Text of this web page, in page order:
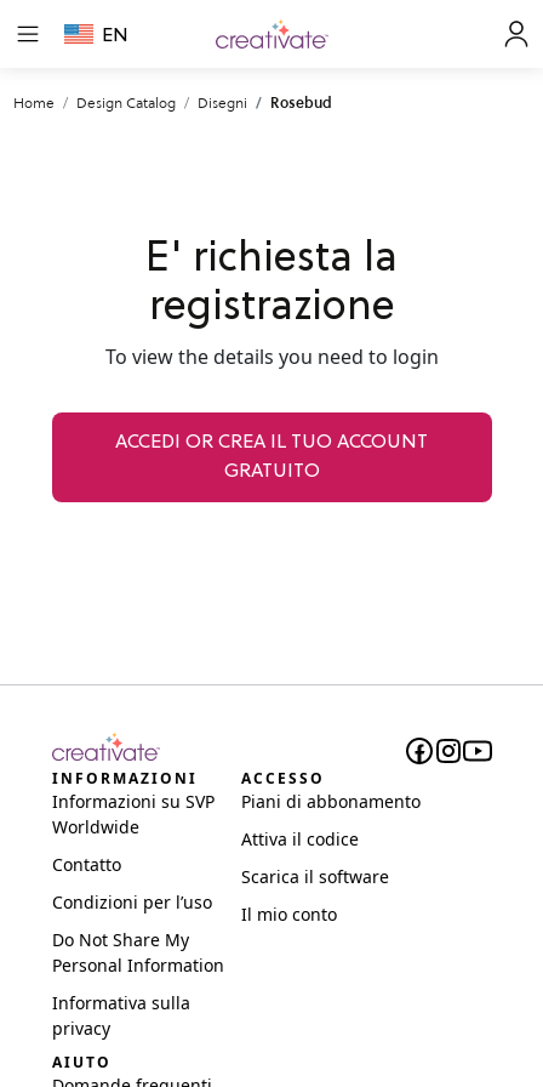
EN
Home Design Catalog Disegni Rosebud
E' richiesta la
registrazione
To view the details you need to login
ACCEDI OR CREA IL TUO ACCOUNT
GRATUITO
INFORMAZIONI
Informazioni su SVP
Worldwide
Contatto
Condizioni per l’uso
Do Not Share My
Personal Information
Informativa sulla
privacy
ACCESSO
Piani di abbonamento
Attiva il codice
Scarica il software
Il mio conto
AIUTO